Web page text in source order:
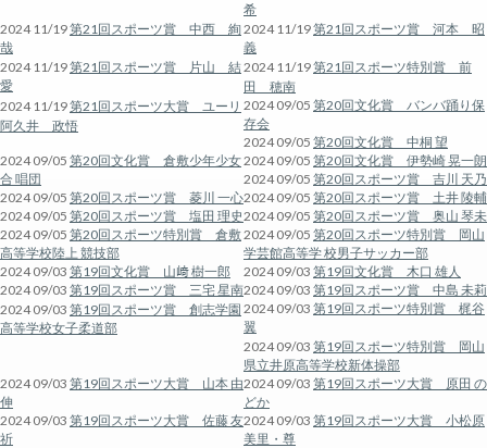
希
2024 11/19第21回スポーツ賞 中西 絢
哉
2024 11/19第21回スポーツ賞 河本 昭
義
2024 11/19第21回スポーツ賞 片山 結
愛
2024 11/19第21回スポーツ特別賞 前
田 穂南
2024 11/19第21回スポーツ大賞 ユーリ
阿久井 政悟
2024 09/05 第20回文化賞 バンバ踊り保
存会
2024 09/05 第20回文化賞 中桐 望
2024 09/05 第20回文化賞 倉敷少年少女
合 唱団
2024 09/05 第20回文化賞 伊勢崎 晃一朗
2024 09/05 第20回スポーツ賞 吉川 天乃
2024 09/05 第20回スポーツ賞 菱川 一心2024 09/05 第20回スポーツ賞 土井 陵輔
2024 09/05 第20回スポーツ賞 塩田 理史2024 09/05 第20回スポーツ賞 奥山 琴未
2024 09/05 第20回スポーツ特別賞 倉敷
高等学校陸上 競技部
2024 09/05 第20回スポーツ特別賞 岡山
学芸館高等学 校男子サッカー部
2024 09/03 第19回文化賞 山﨑 樹一郎 2024 09/03 第19回文化賞 木口 雄人
2024 09/03 第19回スポーツ賞 三宅 星南2024 09/03 第19回スポーツ賞 中島 未莉
2024 09/03 第19回スポーツ賞 創志学園
高等学校女子柔道部
2024 09/03 第19回スポーツ特別賞 梶谷
翼
2024 09/03 第19回スポーツ特別賞 岡山
県立井原高等学校新体操部
2024 09/03 第19回スポーツ大賞 山本 由
伸
2024 09/03 第19回スポーツ大賞 原田 の
どか
2024 09/03 第19回スポーツ大賞 佐藤 友
祈
2024 09/03 第19回スポーツ大賞 小松原
美里・尊